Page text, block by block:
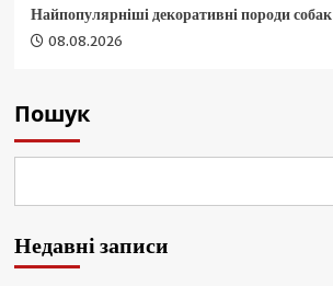
Найпопулярніші декоративні породи
08.08.2026
Пошук
Недавні записи